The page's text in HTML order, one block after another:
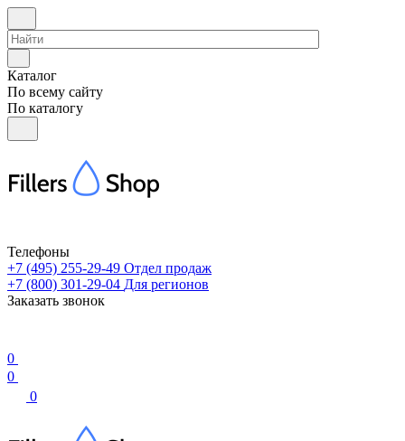
Каталог
По всему сайту
По каталогу
Телефоны
+7 (495) 255-29-49 Отдел продаж
+7 (800) 301-29-04 Для регионов
Заказать звонок
0
0
0